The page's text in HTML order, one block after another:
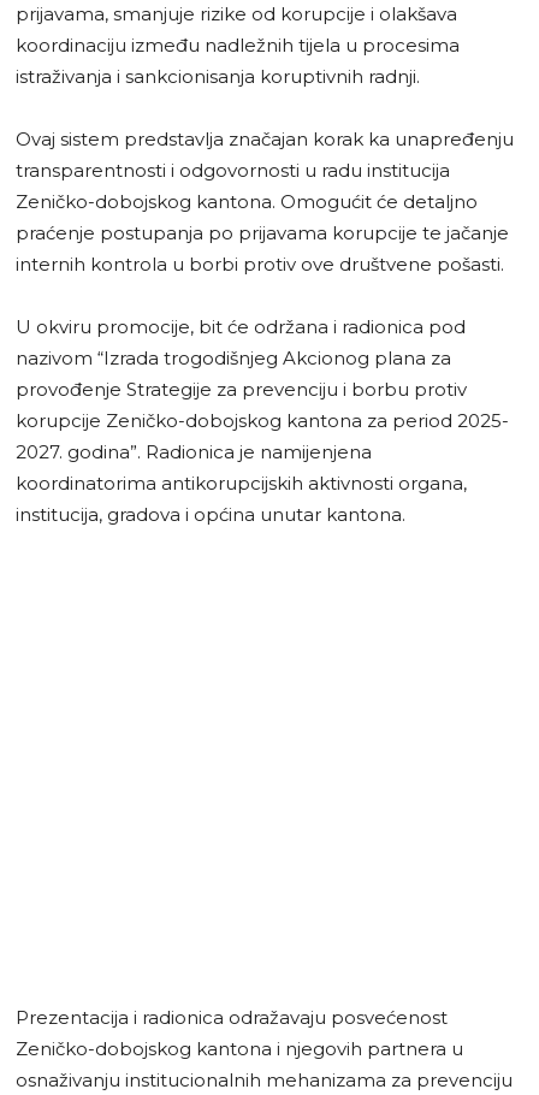
prijavama, smanjuje rizike od korupcije i olakšava
koordinaciju između nadležnih tijela u procesima
istraživanja i sankcionisanja koruptivnih radnji.
Ovaj sistem predstavlja značajan korak ka unapređenju
transparentnosti i odgovornosti u radu institucija
Zeničko-dobojskog kantona. Omogućit će detaljno
praćenje postupanja po prijavama korupcije te jačanje
internih kontrola u borbi protiv ove društvene pošasti.
U okviru promocije, bit će održana i radionica pod
nazivom “Izrada trogodišnjeg Akcionog plana za
provođenje Strategije za prevenciju i borbu protiv
korupcije Zeničko-dobojskog kantona za period 2025-
2027. godina”. Radionica je namijenjena
koordinatorima antikorupcijskih aktivnosti organa,
institucija, gradova i općina unutar kantona.
Prezentacija i radionica odražavaju posvećenost
Zeničko-dobojskog kantona i njegovih partnera u
osnaživanju institucionalnih mehanizama za prevenciju